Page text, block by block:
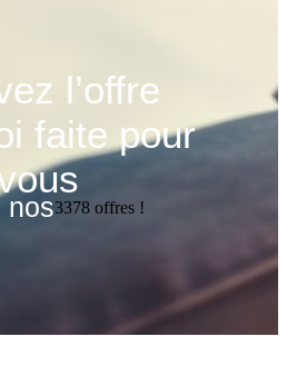
l’offre
faite pour
nos3378 offres !